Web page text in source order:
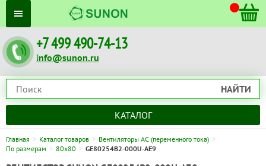
+7 499 490-74-13
info@sunon.ru
НАЙТИ
КАТАЛОГ
Главная Каталог товаров
Вентиляторы AC (переменного тока)
По размерам
80x80 GE80254B2-000U-AE9